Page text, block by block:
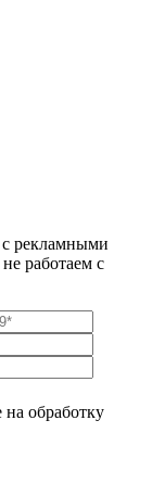
рекламными
работаем с
на обработку